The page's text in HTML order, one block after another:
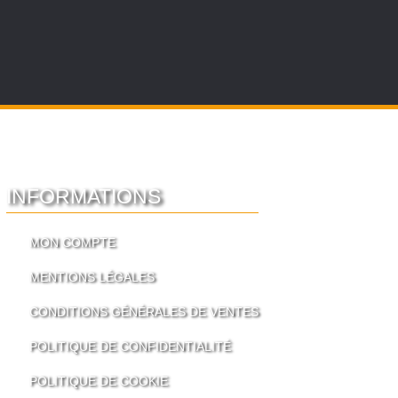
INFORMATIONS
MON COMPTE
MENTIONS LÉGALES
CONDITIONS GÉNÉRALES DE VENTES
POLITIQUE DE CONFIDENTIALITÉ
POLITIQUE DE COOKIE